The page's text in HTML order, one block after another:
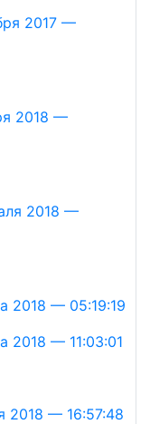
2017 —
2018 —
2018 —
2018 — 05:19:19
2018 — 11:03:01
2018 — 16:57:48